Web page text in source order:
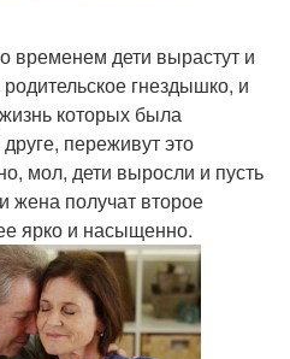
временем дети вырастут и
гнездышко, и
которых была
переживут это
мол, дети выросли и пусть
жена получат второе
ярко и насыщенно.